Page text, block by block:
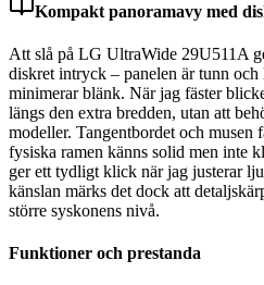
Kompakt panoramavy med
Att slå på LG UltraWide 29U511A
diskret intryck – panelen är tunn och
minimerar blänk. När jag fäster
längs den extra bredden, utan att
modeller. Tangentbordet och musen
fysiska ramen känns solid men inte
ger ett tydligt klick när jag justerar
känslan märks det dock att
större syskonens nivå.
Funktioner och prestanda